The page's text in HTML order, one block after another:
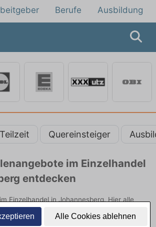
Alle Cookies ablehnen
Berufe Ausbildung
Teilzeit Quereinsteiger
im Einzelhandel
entdecken
Einzelhandel in Johannesberg. Hier alle
im Verkauf, Vertrieb und Handel